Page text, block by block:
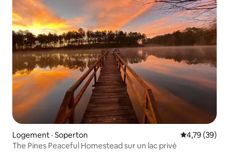
Logement · Soperton Note
4,79 (39)
The Pines Peaceful Homestead sur un lac privé